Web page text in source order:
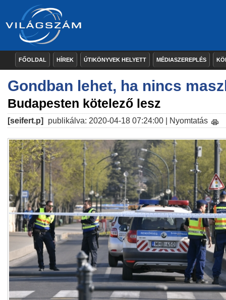
FŐOLDAL HÍREK ÚTIKÖNYVEK HELYETT MÉDIASZEREPLÉS
Gondban lehet, ha nincs
Budapesten kötelező lesz
[seifert.p] publikálva: 2020-04-18 07:24:00 | Nyomtatás